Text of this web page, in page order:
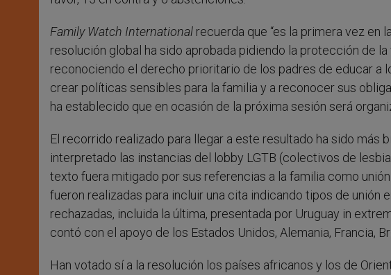
Family Watch International recuerda que “es la primera vez en
resolución global ha sido aprobada pidiendo la protección de
reconociendo el derecho prioritario de los padres de educar a
crear políticas sensibles para la familia y a reconocer sus
ha establecido que en ocasión de la próxima sesión será
El recorrido realizado para llegar a este resultado ha sido más
interpretado las instancias del lobby LGTB (colectivos de
texto fuera mitigado por sus referencias a la familia como
fueron realizadas para incluir una cita indicando tipos de unión
rechazadas, incluida la última, presentada por Uruguay in
contó con el apoyo de los Estados Unidos, Alemania, Francia,
Han votado sí a la resolución los países africanos y los de